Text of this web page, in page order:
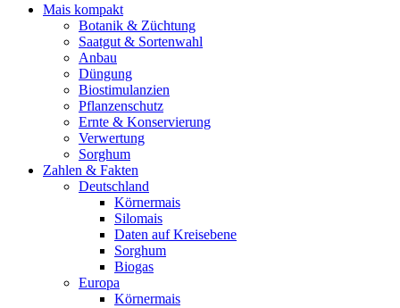
Mais kompakt
Botanik & Züchtung
Saatgut & Sortenwahl
Anbau
Düngung
Biostimulanzien
Pflanzenschutz
Ernte & Konservierung
Verwertung
Sorghum
Zahlen & Fakten
Deutschland
Körnermais
Silomais
Daten auf Kreisebene
Sorghum
Biogas
Europa
Körnermais